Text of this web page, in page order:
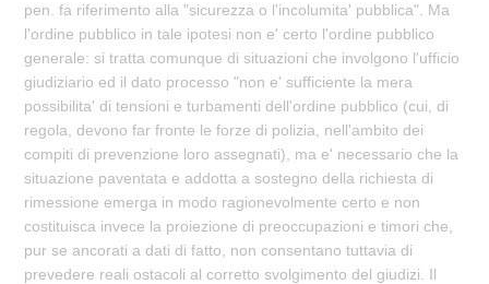
pen. fa riferimento alla "sicurezza o l'incolumita' pubblica". Ma
l'ordine pubblico in tale ipotesi non e' certo l'ordine pubblico
generale: si tratta comunque di situazioni che involgono l'ufficio
giudiziario ed il dato processo "non e' sufficiente la mera
possibilita' di tensioni e turbamenti dell'ordine pubblico (cui, di
regola, devono far fronte le forze di polizia, nell'ambito dei
compiti di prevenzione loro assegnati), ma e' necessario che la
situazione paventata e addotta a sostegno della richiesta di
rimessione emerga in modo ragionevolmente certo e non
costituisca invece la proiezione di preoccupazioni e timori che,
pur se ancorati a dati di fatto, non consentano tuttavia di
prevedere reali ostacoli al corretto svolgimento del giudizi. Il